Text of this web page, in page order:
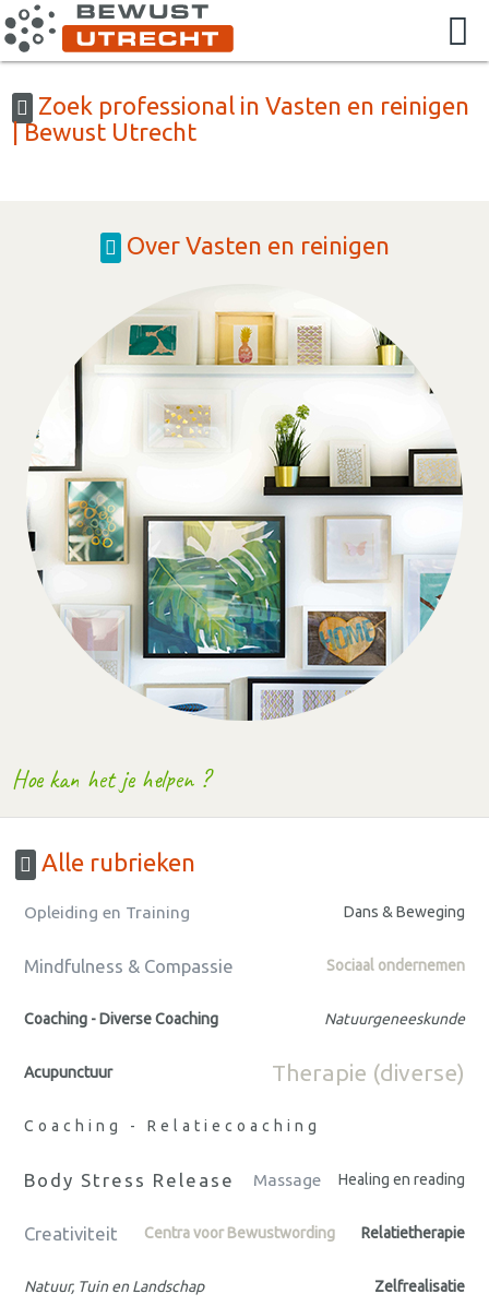
Zoek professional in Vasten en reinigen
| Bewust Utrecht
Over Vasten en reinigen
Hoe kan het je helpen ?
Alle rubrieken
Opleiding en Training Dans & Beweging
Mindfulness & Compassie Sociaal ondernemen
Coaching - Diverse Coaching Natuurgeneeskunde
Acupunctuur Therapie (diverse)
Coaching - Relatiecoaching
Body Stress Release Massage Healing en reading
Creativiteit Centra voor Bewustwording Relatietherapie
Natuur, Tuin en Landschap Zelfrealisatie